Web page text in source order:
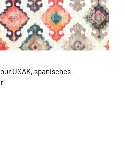
USAK, spanisches